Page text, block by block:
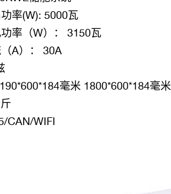
率(W): 5000瓦
率（W）： 3150瓦
A）： 30A
毫米 1800*600*184毫米
CAN/WIFI